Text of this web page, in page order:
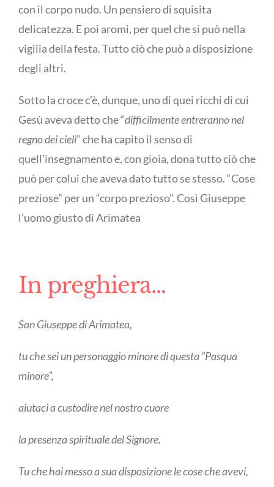
con il corpo nudo. Un pensiero di squisita
delicatezza. E poi aromi, per quel che si può nella
vigilia della festa. Tutto ciò che può a disposizione
degli altri.
Sotto la croce c’è, dunque, uno di quei ricchi di cui
Gesù aveva detto che “difficilmente entreranno nel
regno dei cieli” che ha capito il senso di
quell’insegnamento e, con gioia, dona tutto ciò che
può per colui che aveva dato tutto se stesso. “Cose
preziose” per un “corpo prezioso”. Così Giuseppe
l’uomo giusto di Arimatea
In preghiera…
San Giuseppe di Arimatea,
tu che sei un personaggio minore di questa “Pasqua
minore”,
aiutaci a custodire nel nostro cuore
la presenza spirituale del Signore.
Tu che hai messo a sua disposizione le cose che avevi,